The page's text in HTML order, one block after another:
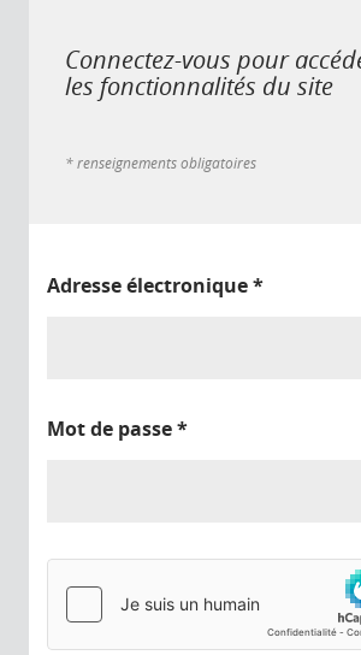
Connectez-vous pour
les fonctionnalités du site
* renseignements obligatoires
Adresse électronique*
Mot de passe*